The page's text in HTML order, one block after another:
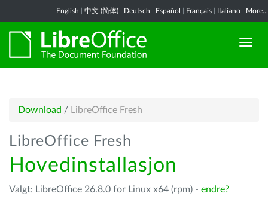
English 中文 (简体) Deutsch Español Français Italiano More...
Download / LibreOffice Fresh
LibreOffice Fresh
Hovedinstallasjon
Valgt: LibreOffice 26.8.0 for Linux x64 (rpm) - endre?